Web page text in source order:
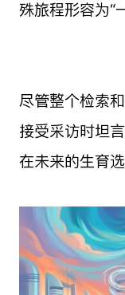
殊旅程形容为“
尽管整个检索
接受采访时坦
在未来的生育